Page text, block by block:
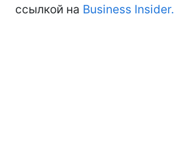
ссылкой на Business Insider.